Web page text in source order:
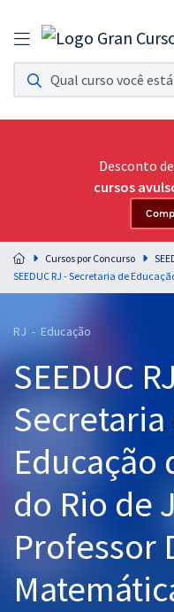
Assinatura Ilimitada 11
Acesso a todos os cursos. Teste
Assinatura OAB Até
Acesso ilimitado a toda
Residências
Preparação completa e
residências em saúde do Brasil
Cursos 20% OFF
Pós
Graduação
OAB
Mentorias
Questões grátis
Desconto de
cursos
Cursos por Concurso
RJ - Educação
SEEDUC
Secretaria
Educação
do Rio de
Professor